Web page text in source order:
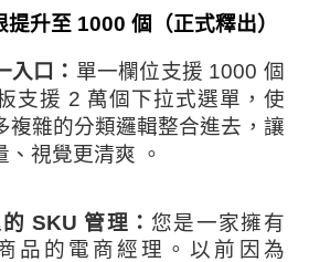
升至 1000 個（正式釋出）
入口： 單一欄位支援 1000 個
支援 2 萬個下拉式選單，使
複雜的分類邏輯整合進去，讓
視覺更清爽 。
SKU 管理：您是一家擁有
品的電商經理。以前因為